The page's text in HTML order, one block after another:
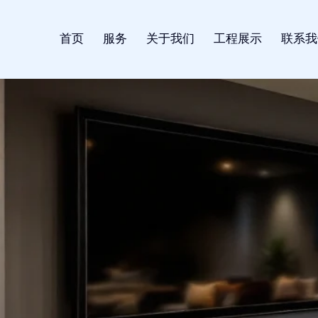
首页 服务 关于我们 工程展示 联系